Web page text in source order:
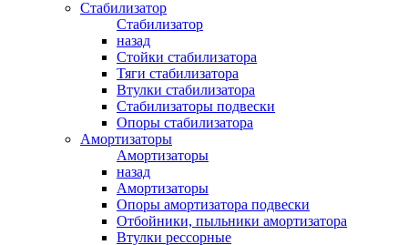
Стабилизатор
Стабилизатор
назад
Стойки стабилизатора
Тяги стабилизатора
Втулки стабилизатора
Стабилизаторы подвески
Опоры стабилизатора
Амортизаторы
Амортизаторы
назад
Амортизаторы
Опоры амортизатора подвески
Отбойники, пыльники амортизатора
Втулки рессорные